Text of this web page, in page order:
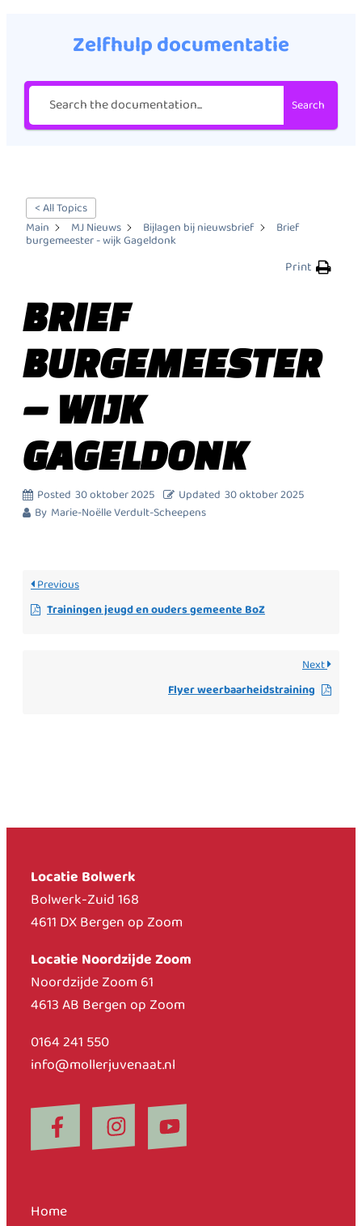
Zelfhulp documentatie
Search
< All Topics
Main
MJ Nieuws Bijlagen bij nieuwsbrief Brief
burgemeester - wijk Gageldonk
Print
BRIEF
BURGEMEESTER
– WIJK
GAGELDONK
Posted 30 oktober 2025 Updated 30 oktober 2025
By Marie-Noëlle Verdult-Scheepens
Previous
Trainingen jeugd en ouders gemeente BoZ
Next
Flyer weerbaarheidstraining
Locatie Bolwerk
Bolwerk-Zuid 168
4611 DX Bergen op Zoom
Locatie Noordzijde Zoom
Noordzijde Zoom 61
4613 AB Bergen op Zoom
0164 241 550
info@mollerjuvenaat.nl
Home